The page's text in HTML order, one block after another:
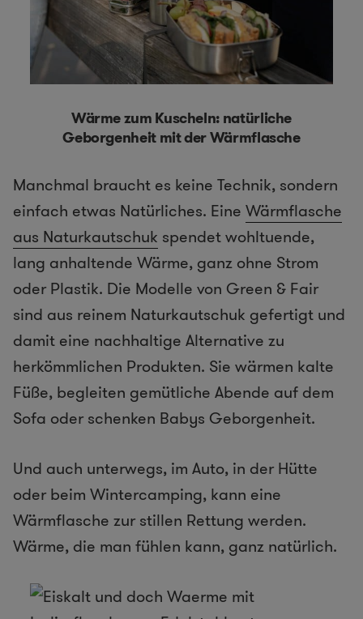
Wärme zum Kuscheln: natürliche
Geborgenheit mit der Wärmflasche
Manchmal braucht es keine Technik, sondern
einfach etwas Natürliches. Eine Wärmflasche
aus Naturkautschuk spendet wohltuende,
lang anhaltende Wärme, ganz ohne Strom
oder Plastik. Die Modelle von Green & Fair
sind aus reinem Naturkautschuk gefertigt und
damit eine nachhaltige Alternative zu
herkömmlichen Produkten. Sie wärmen kalte
Füße, begleiten gemütliche Abende auf dem
Sofa oder schenken Babys Geborgenheit.
Und auch unterwegs, im Auto, in der Hütte
oder beim Wintercamping, kann eine
Wärmflasche zur stillen Rettung werden.
Wärme, die man fühlen kann, ganz natürlich.